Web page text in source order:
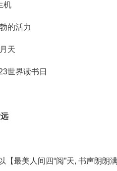
机
的活力
天
世界读书日
最美人间四“阅”天, 书声朗朗